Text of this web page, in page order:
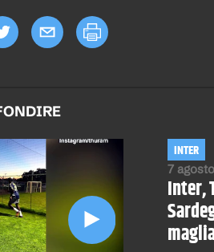
7
INTER
Inter,